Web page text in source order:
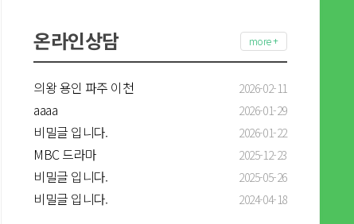
온라인상담 more +
의왕 용인 파주 이천 2026-02-11
aaaa 2026-01-29
비밀글 입니다. 2026-01-22
MBC 드라마 2025-12-23
비밀글 입니다. 2025-05-26
비밀글 입니다. 2024-04-18